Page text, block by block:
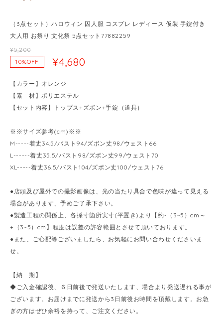
（3点セット）ハロウィン 囚人服 コスプレ レディース 仮装 手錠付き
大人用 お祭り 文化祭 5点セット77882259
¥5,200
10%OFF
¥4,680
【カラー】オレンジ
【素 材】ポリエステル
【セット内容】トップス+ズボン+手錠（道具）
※※サイズ参考(cm)※※
M-----着丈34.5/バスト94/ズボン丈98/ウェスト66
L------着丈35.5/バスト98/ズボン丈99/ウェスト70
XL-----着丈36.5/バスト104/ズボン丈100/ウェスト76
●店頭及び屋外での撮影画像は、光の当たり具合で色味が違って見える
場合があります、予めご了承下さい。
●製造工程の関係上、各採寸箇所実寸(平置き)より【約-（3~5）cm～
+（3~5）cm】程度は誤差の許容範囲とさせて頂いております。
●また、ご心配等ございましたら、お気軽にお問い合わせくださいま
せ。
【納 期】
◆ご入金確認後、６日前後で発送いたします、場合より発送遅れる事が
ございます。お届けまでに発送から3日前後お時間を頂戴します。お急
ぎの方はぜひ余裕を持って、ご注文ください。